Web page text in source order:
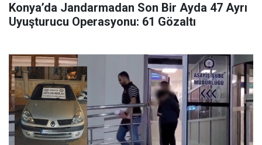
Konya’da Jandarmadan Son Bir Ayda 47 Ayrı
Uyuşturucu Operasyonu: 61 Gözaltı